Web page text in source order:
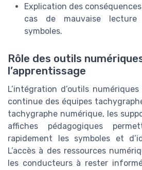
Explication des
cas de mauvaise lecture
symboles.
Rôle des outils
l’apprentissage
L’intégration d’outils
continue des équipes
tachygraphe numérique, les
affiches pédagogiques
rapidement les symboles et
L’accès à des ressources
les conducteurs à rester